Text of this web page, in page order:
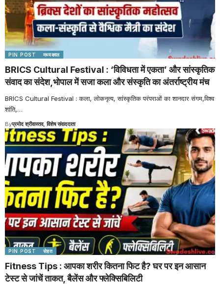
PIN POST मध्यकाल
BRICS Cultural Festival : ‘विविधता में एकता’ और सांस्कृतिक
संवाद का संदेश,भोपाल में सजा कला और संस्कृति का अंतर्राष्ट्रीय मंच
BRICS Cultural Festival : कला, लोकनृत्य, सांस्कृतिक परंपराओं का शानदार संगम,विश्व
शांति,…
Byप्रमोद श्रीवास्तव, विशेष संवाददाता
PIN POST सेहत
Fitness Tips : आपका शरीर कितना फिट है? घर पर इन आसान
टेस्ट से जांचें ताकत, बैलेंस और फ्लेक्सिबिलिटी